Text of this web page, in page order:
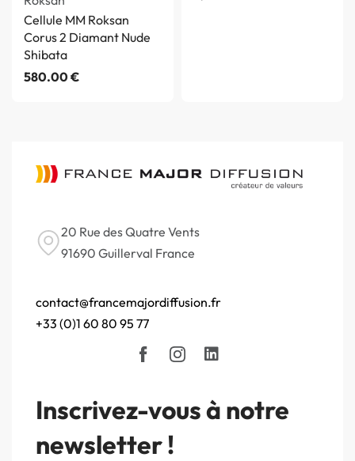
Cellule MM Roksan
Corus 2 Diamant Nude
Shibata
580.00€
20 Rue des Quatre Vents
91690 Guillerval France
contact@francemajordiffusion.fr
+33 (0)1 60 80 95 77
Inscrivez-vous à notre
newsletter !